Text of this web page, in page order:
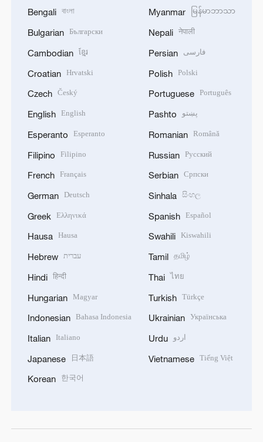
Bengali বাংলা
Bulgarian Български
Cambodian ខ្មែរ
Croatian Hrvatski
Czech Český
English English
Esperanto Esperanto
Filipino Filipino
French Français
German Deutsch
Greek Ελληνικά
Hausa Hausa
Hebrew עברית
Hindi हिन्दी
Hungarian Magyar
Indonesian Bahasa Indonesia
Italian Italiano
Japanese 日本語
Korean 한국어
Myanmar မြန်မာဘာသာ
Nepali नेपाली
Persian فارسی
Polish Polski
Portuguese Português
Pashto پښتو
Romanian Română
Russian Русский
Serbian Српски
Sinhala සිංහල
Spanish Español
Swahili Kiswahili
Tamil தமிழ்
Thai ไทย
Turkish Türkçe
Ukrainian Українська
Urdu اردو
Vietnamese Tiếng Việt